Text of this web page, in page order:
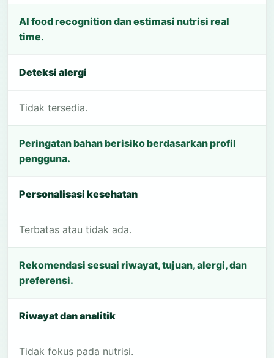
AI food recognition dan estimasi nutrisi real
time.
Deteksi alergi
Tidak tersedia.
Peringatan bahan berisiko berdasarkan profil
pengguna.
Personalisasi kesehatan
Terbatas atau tidak ada.
Rekomendasi sesuai riwayat, tujuan, alergi, dan
preferensi.
Riwayat dan analitik
Tidak fokus pada nutrisi.